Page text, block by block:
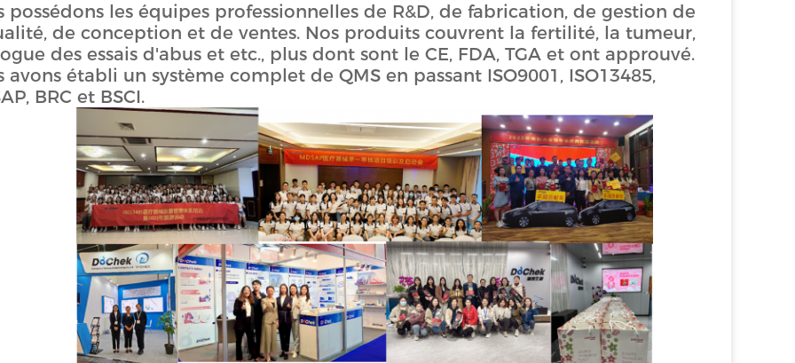
possédons les équipes professionnelles de R&D, de fabrication, de gestion de
de conception et de ventes. Nos produits couvrent la fertilité, la tumeur,
des essais d'abus et etc., plus dont sont le CE, FDA, TGA et ont approuvé.
avons établi un système complet de QMS en passant ISO9001, ISO13485,
BRC et BSCI.